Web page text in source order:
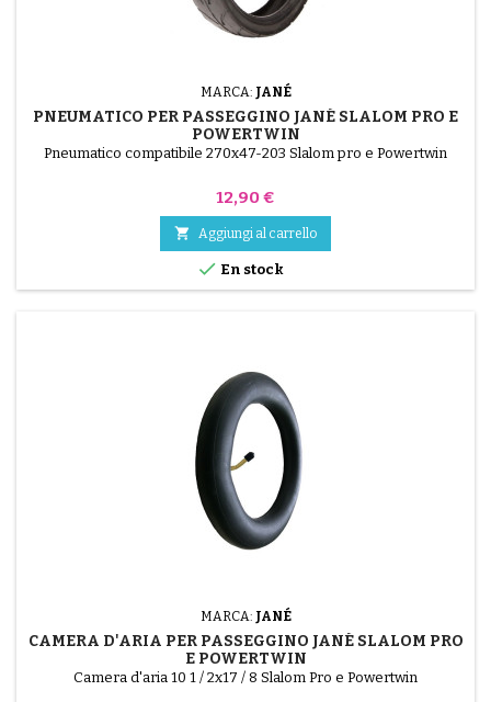
MARCA: JANÉ
PNEUMATICO PER PASSEGGINO JANÉ SLALOM PRO E
POWERTWIN
Pneumatico compatibile 270x47-203 Slalom pro e Powertwin
Prezzo
12,90 €
 Aggiungi al carrello
 En stock
MARCA: JANÉ
CAMERA D'ARIA PER PASSEGGINO JANÉ SLALOM PRO
E POWERTWIN
Camera d'aria 10 1 / 2x17 / 8 Slalom Pro e Powertwin